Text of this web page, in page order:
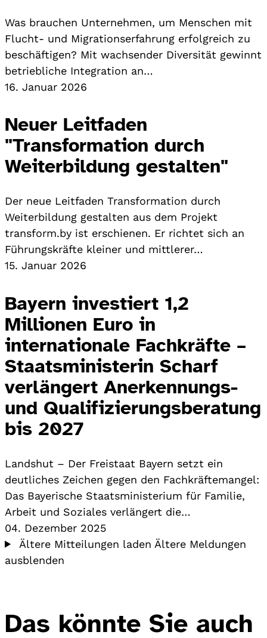
Was brauchen Unternehmen, um Menschen mit
Flucht- und Migrationserfahrung erfolgreich zu
beschäftigen? Mit wachsender Diversität gewinnt
betriebliche Integration an…
16. Januar 2026
Neuer Leitfaden
"Transformation durch
Weiterbildung gestalten"
Der neue Leitfaden Transformation durch
Weiterbildung gestalten aus dem Projekt
transform.by ist erschienen. Er richtet sich an
Führungskräfte kleiner und mittlerer…
15. Januar 2026
Bayern investiert 1,2
Millionen Euro in
internationale Fachkräfte –
Staatsministerin Scharf
verlängert Anerkennungs-
und Qualifizierungsberatung
bis 2027
Landshut – Der Freistaat Bayern setzt ein
deutliches Zeichen gegen den Fachkräftemangel:
Das Bayerische Staatsministerium für Familie,
Arbeit und Soziales verlängert die…
04. Dezember 2025
Ältere Mitteilungen laden Ältere Meldungen
ausblenden
Das könnte Sie auch